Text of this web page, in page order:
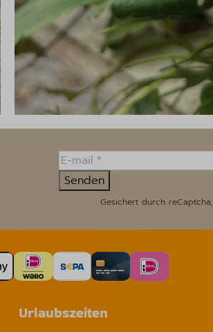
Senden
Gesichert durch reCaptcha,
Urlaubszeiten